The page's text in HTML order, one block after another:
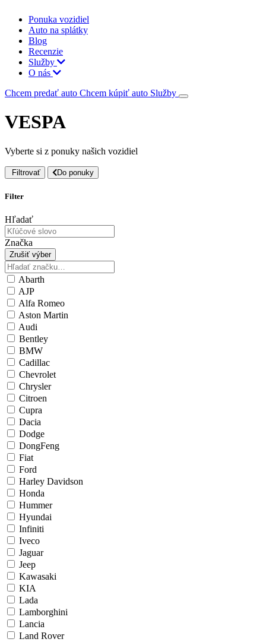
Ponuka vozidiel
Auto na splátky
Blog
Recenzie
Služby
O nás
Chcem predať auto Chcem kúpiť auto Služby
VESPA
Vyberte si z ponuky našich vozidiel
Filtrovať Do ponuky
Filter
Hľadať
Značka
Zrušiť výber
Abarth
AJP
Alfa Romeo
Aston Martin
Audi
Bentley
BMW
Cadillac
Chevrolet
Chrysler
Citroen
Cupra
Dacia
Dodge
DongFeng
Fiat
Ford
Harley Davidson
Honda
Hummer
Hyundai
Infiniti
Iveco
Jaguar
Jeep
Kawasaki
KIA
Lada
Lamborghini
Lancia
Land Rover